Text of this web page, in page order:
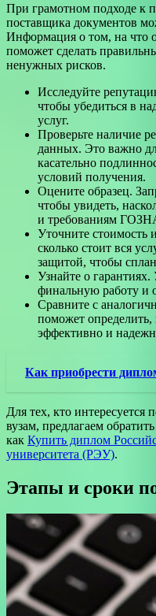
При грамотном подходе к
поставщика документов
Информация о том, на что
поможет сделать
ненужных рисков.
Исследуйте
чтобы убедиться в
услуг.
Проверьте наличие
данных. Это важно
касательно
условий получения.
Оцените образец.
чтобы увидеть,
и требованиям
Уточните стоимость
сколько стоит вся
защитой, чтобы
Узнайте о
финальную работу и
Сравните с
поможет определить,
эффективно и
Как приобрести
Для тех, кто
вузам, предлагаем
как Купить диплом
университета (РЭУ).
Этапы и сроки